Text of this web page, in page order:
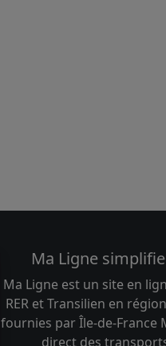
Ma Ligne
Ma Ligne est un site en
RER et Transilien en
fournies par Île-de-France
direct des